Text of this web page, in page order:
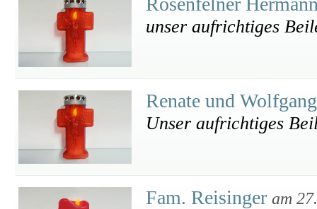
unser aufrichtiges
Renate und
Unser aufrichtiges
Fam. Reisinger am